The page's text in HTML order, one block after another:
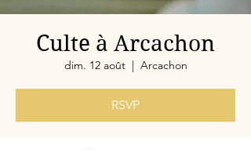
Culte à Arcachon
dim. 12 août
  |
Arcachon
RSVP